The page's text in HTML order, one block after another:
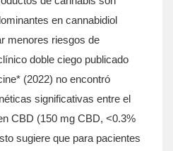
en cannabidiol
menores riesgos de
doble ciego publicado
(2022) no encontró
significativas entre el
CBD (150 mg CBD, <0.3%
sugiere que para pacientes